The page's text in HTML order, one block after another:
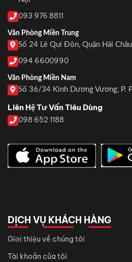
093 976 8811
Văn Phòng Miền Trung
Số 24 Lê Quí Đôn, Quận Hải
094 6600990
Văn Phòng Miền Nam
Số 36/34 Kinh Dương Vương, P.
Liên Hệ Tư Vấn Tiêu Dùng
098 652 1188
DỊCH VỤ KHÁCH HÀNG
Giới thiệu về chúng tôi
Tài khoản của tôi